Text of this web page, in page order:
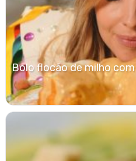
Bolo flocão de milho